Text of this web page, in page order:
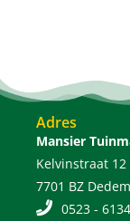
Adres
Mansier
Kelvinstraat 12
7701 BZ
0523 -